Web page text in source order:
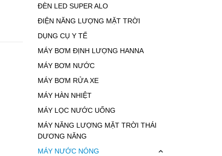
ĐÈN LED SUPER ALO
ĐIỆN NĂNG LƯỢNG MẶT TRỜI
DỤNG CỤ Y TẾ
MÁY BƠM ĐỊNH LƯỢNG HANNA
MÁY BƠM NƯỚC
MÁY BƠM RỬA XE
MÁY HÀN NHIỆT
MÁY LỌC NƯỚC UỐNG
MÁY NĂNG LƯỢNG MẶT TRỜI THÁI
DƯƠNG NĂNG
MÁY NƯỚC NÓNG